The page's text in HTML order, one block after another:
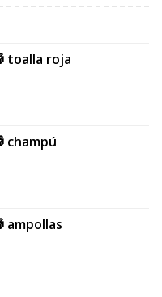
toalla roja
champú
ampollas